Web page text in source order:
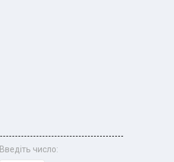
Введіть число: